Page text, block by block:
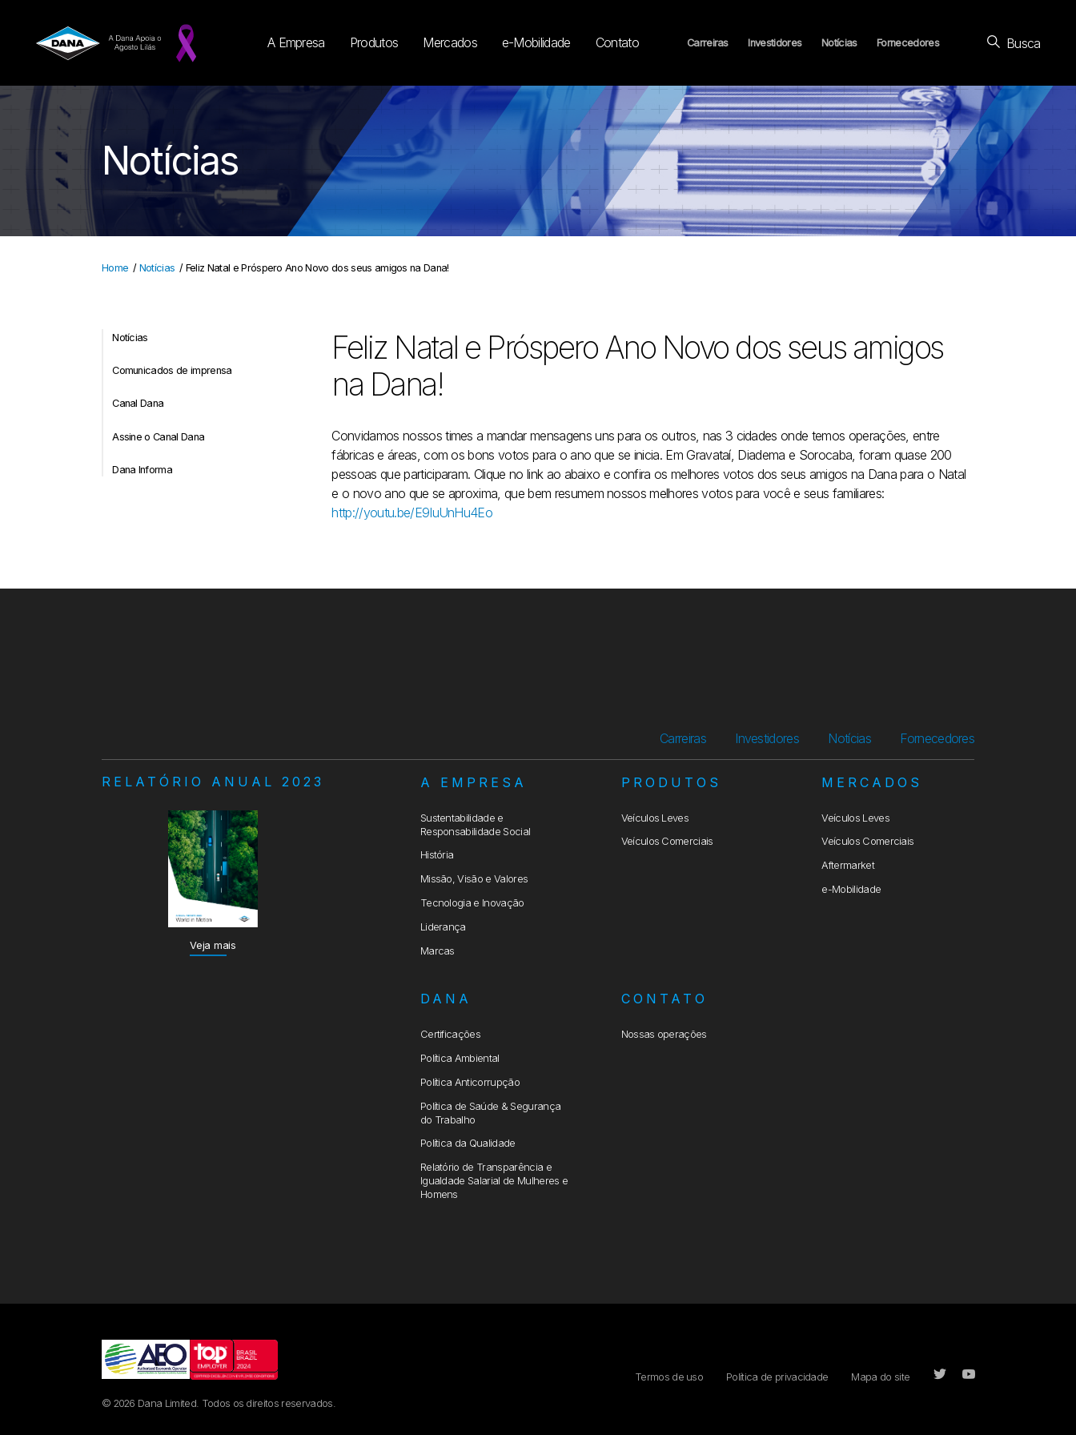
A Empresa Produtos Mercados e-Mobilidade Contato Carreiras Investidores Notícias Fornecedores Busca
Notícias
Home / Notícias / Feliz Natal e Próspero Ano Novo dos seus amigos na Dana!
Notícias
Comunicados de imprensa
Canal Dana
Assine o Canal Dana
Dana Informa
Feliz Natal e Próspero Ano Novo dos seus amigos
na Dana!
Convidamos nossos times a mandar mensagens uns para os outros, nas 3 cidades onde temos operações, entre
fábricas e áreas, com os bons votos para o ano que se inicia. Em Gravataí, Diadema e Sorocaba, foram quase 200
pessoas que participaram. Clique no link ao abaixo e confira os melhores votos dos seus amigos na Dana para o Natal
e o novo ano que se aproxima, que bem resumem nossos melhores votos para você e seus familiares:
http://youtu.be/E9IuUnHu4Eo
Carreiras Investidores Notícias Fornecedores
RELATÓRIO ANUAL 2023
Veja mais
A EMPRESA
Sustentabilidade e
Responsabilidade Social
História
Missão, Visão e Valores
Tecnologia e Inovação
Liderança
Marcas
PRODUTOS
Veículos Leves
Veículos Comerciais
MERCADOS
Veículos Leves
Veículos Comerciais
Aftermarket
e-Mobilidade
DANA
Certificações
Política Ambiental
Política Anticorrupção
Política de Saúde & Segurança
do Trabalho
Política da Qualidade
Relatório de Transparência e
Igualdade Salarial de Mulheres e
Homens
CONTATO
Nossas operações
Termos de uso Política de privacidade Mapa do site
© 2026 Dana Limited. Todos os direitos reservados.